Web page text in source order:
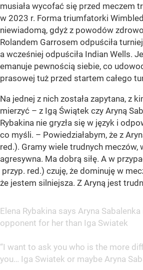
musiała wycofać się przed meczem
w 2023 r. Forma triumfatorki
niewiadomą, gdyż z powodów
Rolandem Garrosem odpuściła
a wcześniej odpuściła Indian Wells.
emanuje pewnością siebie, co
prasowej tuż przed startem całego
Na jednej z nich została zapytana, z
mierzyć – z Igą Świątek czy Aryną
Rybakina nie gryzła się w język i
co myśli. – Powiedziałabym, że z
red.). Gramy wiele trudnych
agresywna. Ma dobrą siłę. A w
przyp. red.) czuję, że dominuję w
że jestem silniejsza. Z Aryną jest
Elena Rybakina says Aryna
opponent for her than Iga Swiatek
“I want to ask you who is the more
you… Iga Swiatek or maybe Aryna